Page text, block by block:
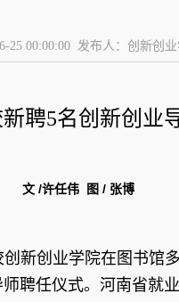
25 00:00:00 发布人：创新创
聘5名创新创业
文 /许任伟 图 / 张博
创新创业学院在图书馆
聘任仪式。 河南省就